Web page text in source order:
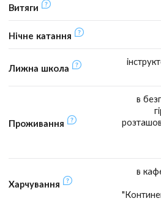
Витяги
Нічне катання
Лижна школа
Проживання
в
Харчування
в